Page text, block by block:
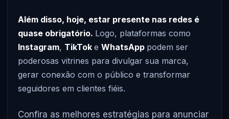
Além disso, hoje, estar presente nas redes é
quase obrigatório. Logo, plataformas como
Instagram, TikTok e WhatsApp podem ser
poderosas vitrines para divulgar sua marca,
gerar conexão com o público e transformar
seguidores em clientes fiéis.
Confira as melhores estratégias para anunciar